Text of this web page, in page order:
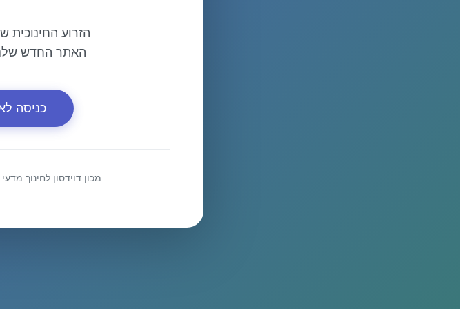
הזרוע החינוכית
האתר החדש
כניסה
מכון דוידסון לחינוך